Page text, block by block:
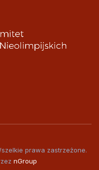
prawa zastrzeżone.
nGroup